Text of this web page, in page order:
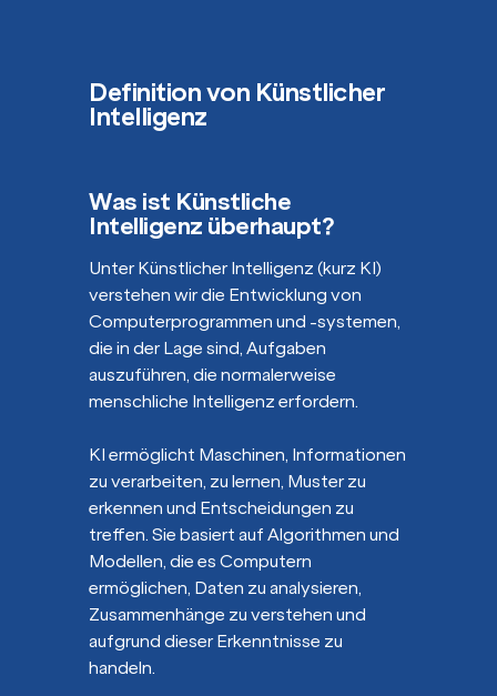
Definition von Künstlicher
Intelligenz
Was ist Künstliche
Intelligenz überhaupt?
Unter Künstlicher Intelligenz (kurz KI)
verstehen wir die Entwicklung von
Computerprogrammen und -systemen,
die in der Lage sind, Aufgaben
auszuführen, die normalerweise
menschliche Intelligenz erfordern.
KI ermöglicht Maschinen, Informationen
zu verarbeiten, zu lernen, Muster zu
erkennen und Entscheidungen zu
treffen. Sie basiert auf Algorithmen und
Modellen, die es Computern
ermöglichen, Daten zu analysieren,
Zusammenhänge zu verstehen und
aufgrund dieser Erkenntnisse zu
handeln.